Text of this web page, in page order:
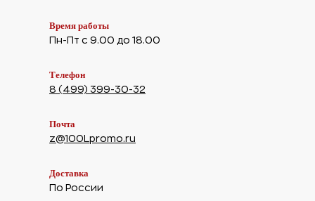
Время работы
Пн-Пт с 9.00 до 18.00
Телефон
8 (499) 399-30-32
Почта
z@100Lpromo.ru
Доставка
По России